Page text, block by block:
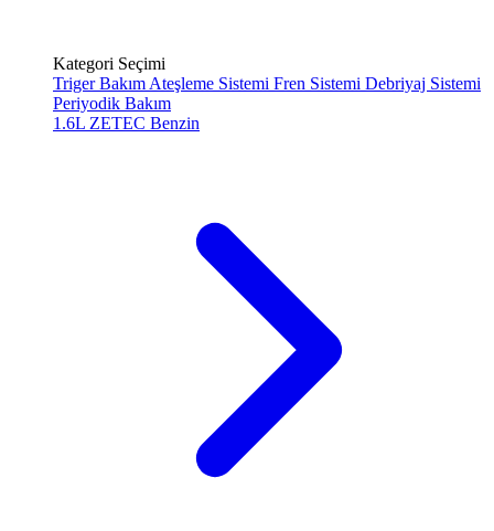
Kategori Seçimi
Triger Bakım Ateşleme Sistemi Fren Sistemi Debriyaj Sistemi
Periyodik Bakım
1.6L ZETEC Benzin